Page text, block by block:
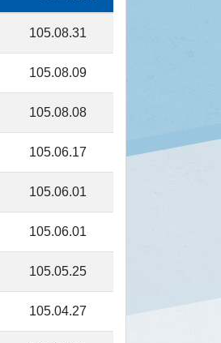
105.08.31
105.08.09
105.08.08
105.06.17
105.06.01
105.06.01
105.05.25
105.04.27